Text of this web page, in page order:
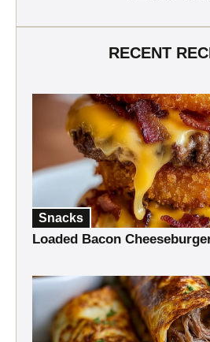
RECENT
Snacks
Loaded Bacon